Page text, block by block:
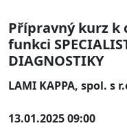
Přípravný kurz k
funkci
DIAGNOSTIKY
LAMI KAPPA, spol. s
13.01.2025 09:00